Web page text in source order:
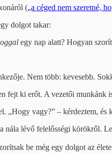
(„a céged nem szeretné,
dolgot takar:
egy nap alatt? Hogyan
Nem több: kevesebb.
fejt ki erőt. A vezetői munkánk
„Hogy vagy?” – kérdeztem, és
nála lévő felelősségi körökről.
be még egy dolgot az